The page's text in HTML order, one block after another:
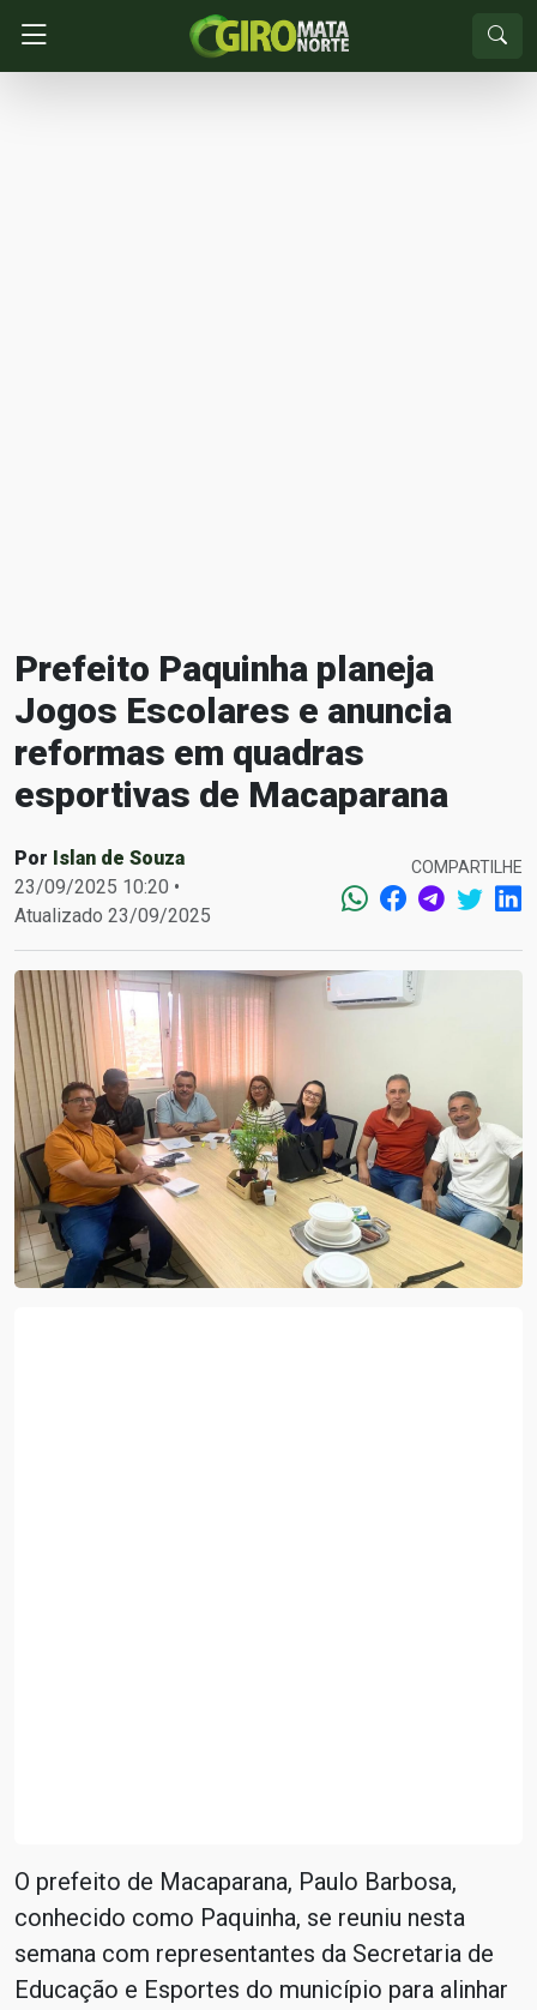
Prefeito Paquinha planeja
Jogos Escolares e anuncia
reformas em quadras
esportivas de Macaparana
Por Islan de Souza
23/09/2025 10:20 •
Atualizado 23/09/2025
COMPARTILHE
O prefeito de Macaparana, Paulo Barbosa,
conhecido como Paquinha, se reuniu nesta
semana com representantes da Secretaria de
Educação e Esportes do município para alinhar